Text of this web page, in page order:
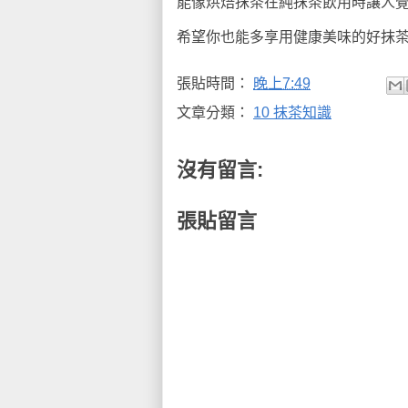
希望你也能多享用健康美味的好抹
張貼時間：
晚上7:49
文章分類： 10 抹茶知識
沒有留言:
張貼留言